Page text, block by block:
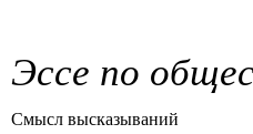
Эссе по
Смысл высказываний